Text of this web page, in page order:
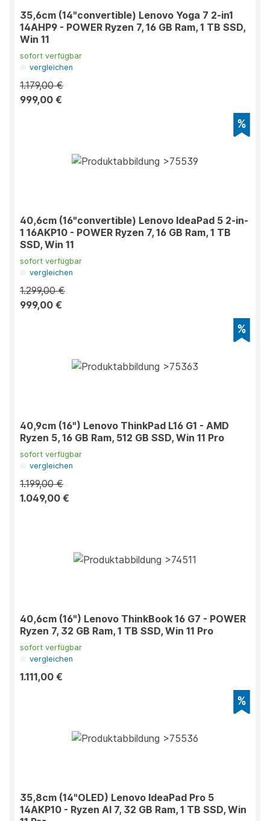
35,6cm (14"convertible) Lenovo Yoga 7 2-in1
14AHP9 - POWER Ryzen 7, 16 GB Ram, 1 TB SSD,
Win 11
sofort verfügbar
vergleichen
1.179,00 €
999,00 €
40,6cm (16"convertible) Lenovo IdeaPad 5 2-in-
1 16AKP10 - POWER Ryzen 7, 16 GB Ram, 1 TB
SSD, Win 11
sofort verfügbar
vergleichen
1.299,00 €
999,00 €
40,9cm (16") Lenovo ThinkPad L16 G1 - AMD
Ryzen 5, 16 GB Ram, 512 GB SSD, Win 11 Pro
sofort verfügbar
vergleichen
1.199,00 €
1.049,00 €
40,6cm (16") Lenovo ThinkBook 16 G7 - POWER
Ryzen 7, 32 GB Ram, 1 TB SSD, Win 11 Pro
sofort verfügbar
vergleichen
1.111,00 €
35,8cm (14"OLED) Lenovo IdeaPad Pro 5
14AKP10 - Ryzen AI 7, 32 GB Ram, 1 TB SSD, Win